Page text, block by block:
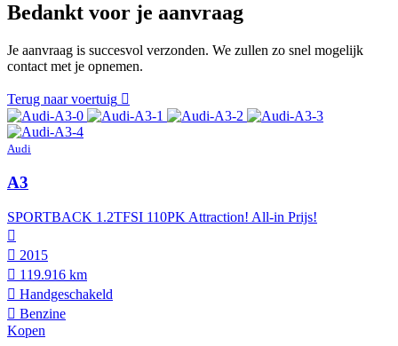
Bedankt voor je aanvraag
Je aanvraag is succesvol verzonden. We zullen zo snel mogelijk
contact met je opnemen.
Terug naar voertuig
Audi
A3
SPORTBACK 1.2TFSI 110PK Attraction! All-in Prijs!
2015
119.916 km
Hand­geschakeld
Benzine
Kopen